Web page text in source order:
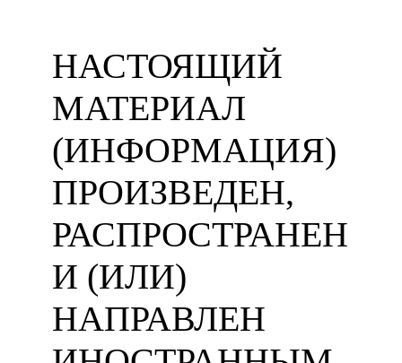
НАСТОЯЩИЙ
МАТЕРИАЛ
(ИНФОРМАЦИЯ)
ПРОИЗВЕДЕН,
РАСПРОСТРАНЕН
И (ИЛИ)
НАПРАВЛЕН